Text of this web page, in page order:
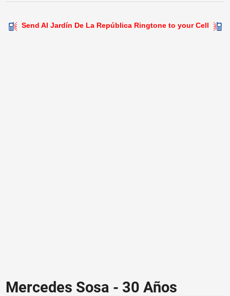
Send Al Jardín De La República Ringtone to your Cell
Mercedes Sosa - 30 Años